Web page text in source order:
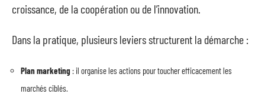
croissance, de la coopération ou de l’innovation.
Dans la pratique, plusieurs leviers structurent la démarche :
Plan marketing : il organise les actions pour toucher efficacement les
marchés ciblés.